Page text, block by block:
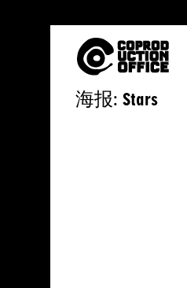
中
海报: Stars